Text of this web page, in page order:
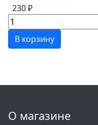
230 ₽
В корзину
О магазине